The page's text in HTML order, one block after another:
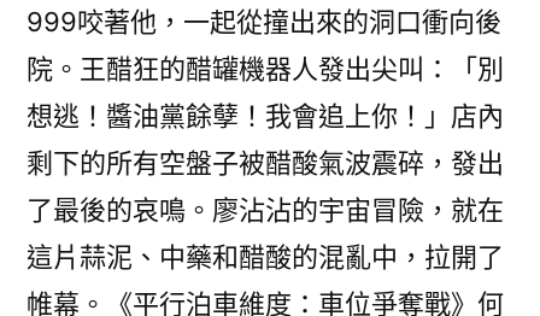
999咬著他，一起從撞出來的洞口衝向後
院。王醋狂的醋罐機器人發出尖叫：「別
想逃！醬油黨餘孽！我會追上你！」店內
剩下的所有空盤子被醋酸氣波震碎，發出
了最後的哀鳴。廖沾沾的宇宙冒險，就在
這片蒜泥、中藥和醋酸的混亂中，拉開了
帷幕。《平行泊車維度：車位爭奪戰》何